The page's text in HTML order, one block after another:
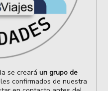
se creará un grupo de
confirmados de nuestra